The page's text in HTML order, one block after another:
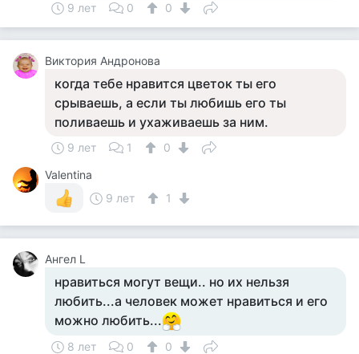
9 лет 0 0
Виктория Андронова
когда тебе нравится цветок ты его
срываешь, а если ты любишь его ты
поливаешь и ухаживаешь за ним.
9 лет 1
0
Valentina
9 лет
1
Ангел L
нравиться могут вещи.. но их нельзя
любить...а человек может нравиться и его
можно любить...
8 лет 0 0